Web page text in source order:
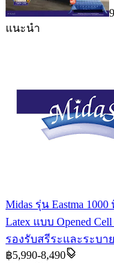
9
แนะนำ
Midas รุ่น Eastma
Latex แบบ Opened
รองรับสรีระและระบา
฿5,990-8,490